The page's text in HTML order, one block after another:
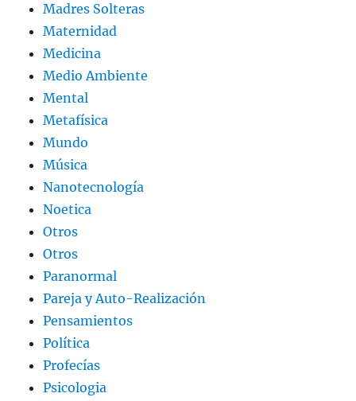
Madres Solteras
Maternidad
Medicina
Medio Ambiente
Mental
Metafísica
Mundo
Música
Nanotecnología
Noetica
Otros
Otros
Paranormal
Pareja y Auto-Realización
Pensamientos
Política
Profecías
Psicologia